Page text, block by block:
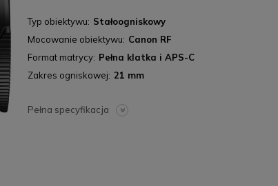
Typ obiektywu
Stałoogniskowy
Mocowanie obiektywu
Canon RF
Format matrycy Pełna klatka i APS-C
Zakres ogniskowej 21 mm
Pełna specyfikacja